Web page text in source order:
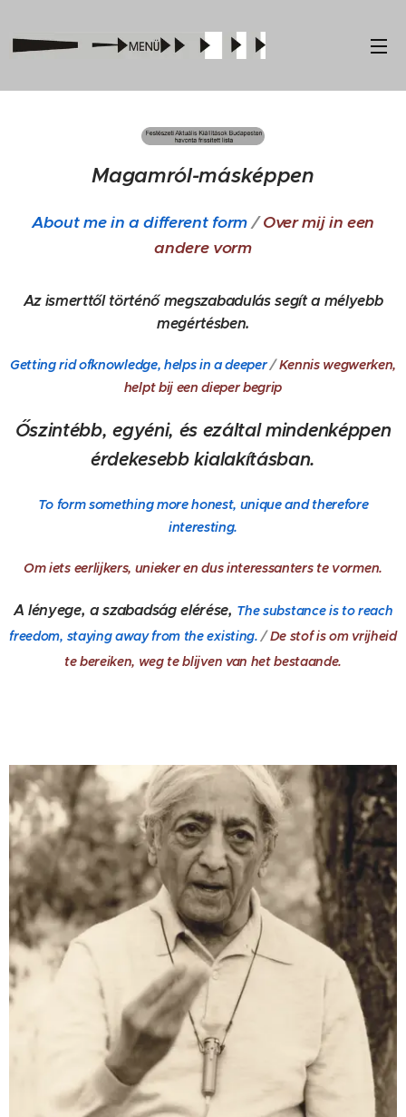
Magamról-másképpen
About me in a different form/Over mij in een
andere vorm
Az ismerttől történő megszabadulás segít a mélyebb
megértésben.
Getting rid ofknowledge, helps in a deeper/Kennis wegwerken,
helpt bij een dieper begrip
Őszintébb, egyéni, és ezáltal mindenképpen
érdekesebb kialakításban.
To form something more honest, unique and therefore
interesting.
Om iets eerlijkers, unieker en dus interessanters te vormen.
A lényege, a szabadság elérése, The substance is to reach
freedom, staying away from the existing. /De stof is om vrijheid
te bereiken, weg te blijven van het bestaande.